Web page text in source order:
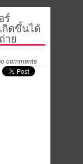
ร์
กิดขึ้นได้
าย
comments